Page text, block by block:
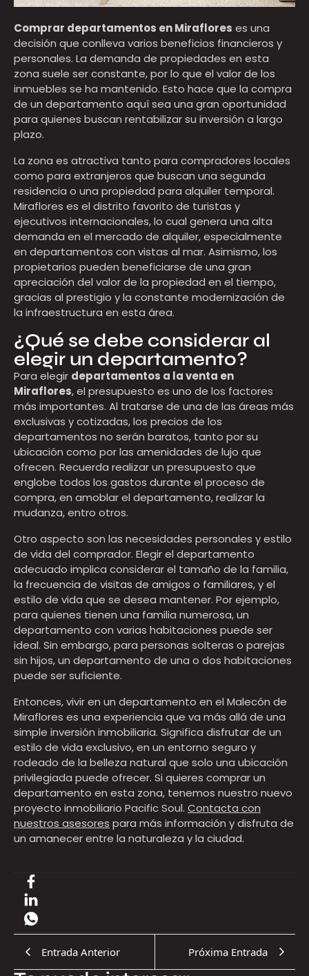
Comprar departamentos en Miraflores es una
decisión que conlleva varios beneficios financieros y
personales. La demanda de propiedades en esta
zona suele ser constante, por lo que el valor de los
inmuebles se ha mantenido. Esto hace que la compra
de un departamento aquí sea una gran oportunidad
para quienes buscan rentabilizar su inversión a largo
plazo.
La zona es atractiva tanto para compradores locales
como para extranjeros que buscan una segunda
residencia o una propiedad para alquiler temporal.
Miraflores es el distrito favorito de turistas y
ejecutivos internacionales, lo cual genera una alta
demanda en el mercado de alquiler, especialmente
en departamentos con vistas al mar. Asimismo, los
propietarios pueden beneficiarse de una gran
apreciación del valor de la propiedad en el tiempo,
gracias al prestigio y la constante modernización de
la infraestructura en esta área.
¿Qué se debe considerar al
elegir un departamento?
Para elegir departamentos a la venta en
Miraflores, el presupuesto es uno de los factores
más importantes. Al tratarse de una de las áreas más
exclusivas y cotizadas, los precios de los
departamentos no serán baratos, tanto por su
ubicación como por las amenidades de lujo que
ofrecen. Recuerda realizar un presupuesto que
englobe todos los gastos durante el proceso de
compra, en amoblar el departamento, realizar la
mudanza, entro otros.
Otro aspecto son las necesidades personales y estilo
de vida del comprador. Elegir el departamento
adecuado implica considerar el tamaño de la familia,
la frecuencia de visitas de amigos o familiares, y el
estilo de vida que se desea mantener. Por ejemplo,
para quienes tienen una familia numerosa, un
departamento con varias habitaciones puede ser
ideal. Sin embargo, para personas solteras o parejas
sin hijos, un departamento de una o dos habitaciones
puede ser suficiente.
Entonces, vivir en un departamento en el Malecón de
Miraflores es una experiencia que va más allá de una
simple inversión inmobiliaria. Significa disfrutar de un
estilo de vida exclusivo, en un entorno seguro y
rodeado de la belleza natural que solo una ubicación
privilegiada puede ofrecer. Si quieres comprar un
departamento en esta zona, tenemos nuestro nuevo
proyecto inmobiliario Pacific Soul. Contacta con
nuestros asesores para más información y disfruta de
un amanecer entre la naturaleza y la ciudad.
Entrada Anterior Próxima Entrada